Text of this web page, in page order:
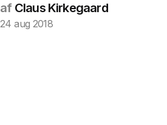
afClaus Kirkegaard
24 aug 2018